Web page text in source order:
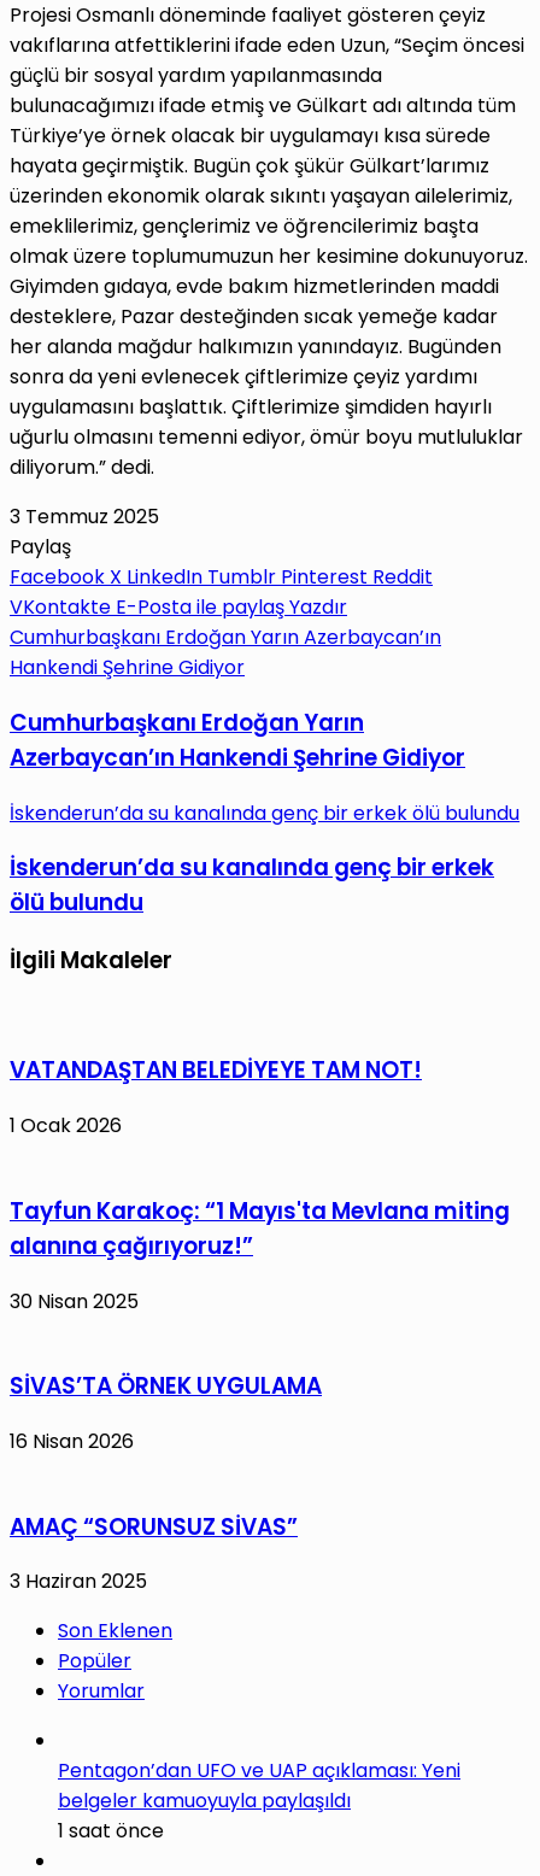
Projesi Osmanlı döneminde faaliyet gösteren çeyiz
vakıflarına atfettiklerini ifade eden Uzun, “Seçim öncesi
güçlü bir sosyal yardım yapılanmasında
bulunacağımızı ifade etmiş ve Gülkart adı altında tüm
Türkiye’ye örnek olacak bir uygulamayı kısa sürede
hayata geçirmiştik. Bugün çok şükür Gülkart’larımız
üzerinden ekonomik olarak sıkıntı yaşayan ailelerimiz,
emeklilerimiz, gençlerimiz ve öğrencilerimiz başta
olmak üzere toplumumuzun her kesimine dokunuyoruz.
Giyimden gıdaya, evde bakım hizmetlerinden maddi
desteklere, Pazar desteğinden sıcak yemeğe kadar
her alanda mağdur halkımızın yanındayız. Bugünden
sonra da yeni evlenecek çiftlerimize çeyiz yardımı
uygulamasını başlattık. Çiftlerimize şimdiden hayırlı
uğurlu olmasını temenni ediyor, ömür boyu mutluluklar
diliyorum.” dedi.
3 Temmuz 2025
Paylaş
Facebook X LinkedIn Tumblr Pinterest Reddit
VKontakte E-Posta ile paylaşYazdır
Cumhurbaşkanı Erdoğan Yarın Azerbaycan’ın
Hankendi Şehrine Gidiyor
Cumhurbaşkanı Erdoğan Yarın
Azerbaycan’ın Hankendi Şehrine Gidiyor
İskenderun’da su kanalında genç bir erkek ölü bulundu
İskenderun’da su kanalında genç bir erkek
ölü bulundu
İlgili Makaleler
VATANDAŞTAN BELEDİYEYE TAM NOT!
1 Ocak 2026
Tayfun Karakoç: “1 Mayıs'ta Mevlana miting
alanına çağırıyoruz!”
30 Nisan 2025
SİVAS’TA ÖRNEK UYGULAMA
16 Nisan 2026
AMAÇ “SORUNSUZ SİVAS”
3 Haziran 2025
Son Eklenen
Popüler
Yorumlar
Pentagon’dan UFO ve UAP açıklaması: Yeni
belgeler kamuoyuyla paylaşıldı
1 saat önce